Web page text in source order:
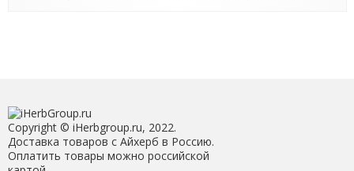
Copyright © iHerbgroup.ru, 2022.
Доставка товаров с Айхерб в Россию.
Оплатить товары можно российской